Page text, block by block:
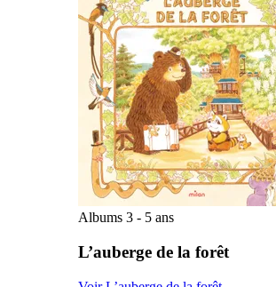
Albums 3 - 5 ans
L’auberge de la forêt